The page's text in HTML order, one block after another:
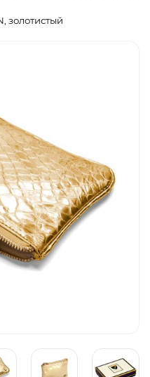
золотистый